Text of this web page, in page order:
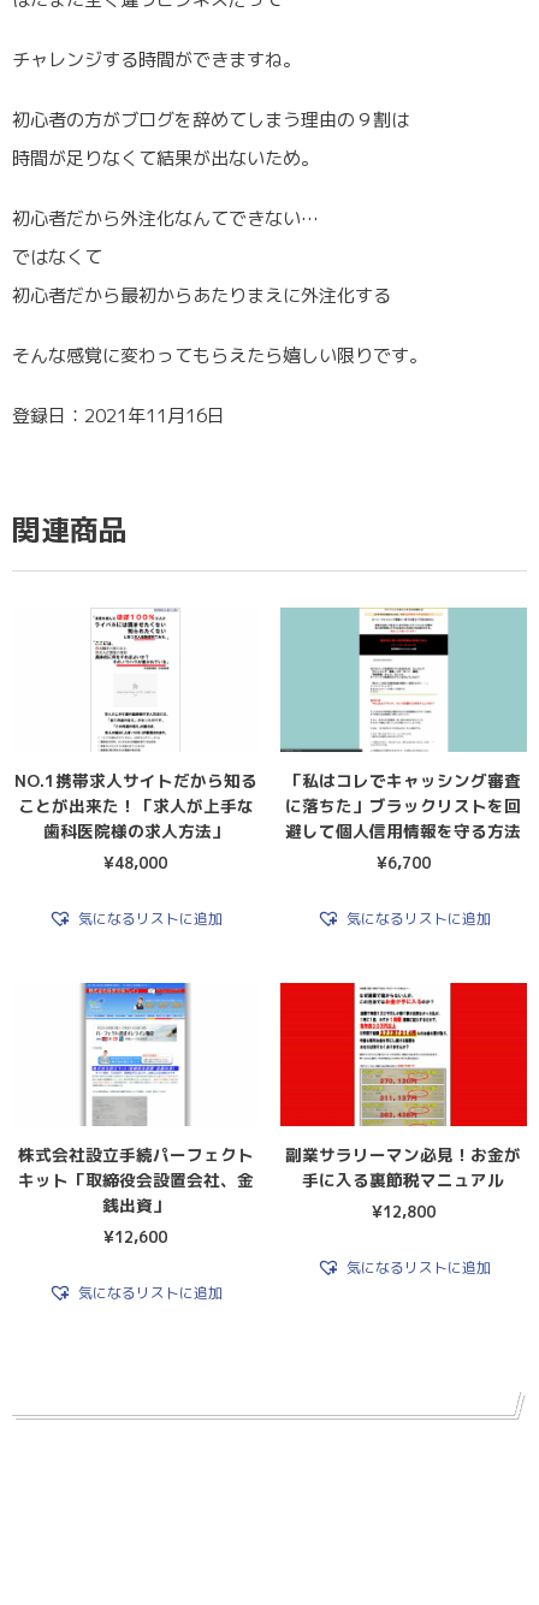
チャレンジする時間ができますね。
初心者の方がブログを辞めてしまう理由の９割は
時間が足りなくて結果が出ないため。
初心者だから外注化なんてできない…
ではなくて
初心者だから最初からあたりまえに外注化する
そんな感覚に変わってもらえたら嬉しい限りです。
登録日：2021年11月16日
関連商品
NO.1携帯求人サイトだから知る
ことが出来た！「求人が上手な
歯科医院様の求人方法」
¥48,000
気になるリストに追加
「私はコレでキャッシング審査
に落ちた」ブラックリストを回
避して個人信用情報を守る方法
¥6,700
気になるリストに追加
株式会社設立手続パーフェクト
キット「取締役会設置会社、金
銭出資」
¥12,600
気になるリストに追加
副業サラリーマン必見！お金が
手に入る裏節税マニュアル
¥12,800
気になるリストに追加